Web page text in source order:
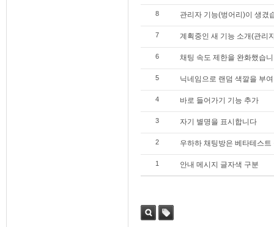
8 관리자 기능(벙어리)이 생겼
7 계획중인 새 기능 소개(관리
6 채팅 속도 제한을 완화했습
5 닉네임으로 랜덤 색깔을 부여
4 바로 들어가기 기능 추가
3 자기 별명을 표시합니다
2 우하하 채팅방은 베타테스트
1 안내 메시지 글자색 구분